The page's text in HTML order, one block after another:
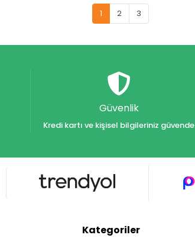
1 2 3
Güvenlik
Kredi kartı ve kişisel bilgileriniz güvende
Kategoriler